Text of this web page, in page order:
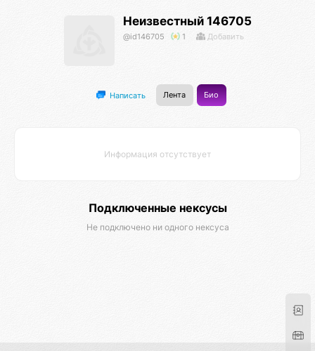
Неизвестный 146705
@id146705 1 Добавить
Написать Лента Био
Информация отсутствует
Подключенные нексусы
Не подключено ни одного нексуса